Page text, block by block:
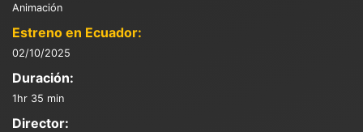
Animación
Estreno en Ecuador:
02/10/2025
Duración:
1hr 35 min
Director: